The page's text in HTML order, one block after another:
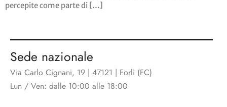
percepite come parte di […]
Sede nazionale
Via Carlo Cignani, 19 | 47121 | Forlì (FC)
Lun / Ven: dalle 10:00 alle 18:00